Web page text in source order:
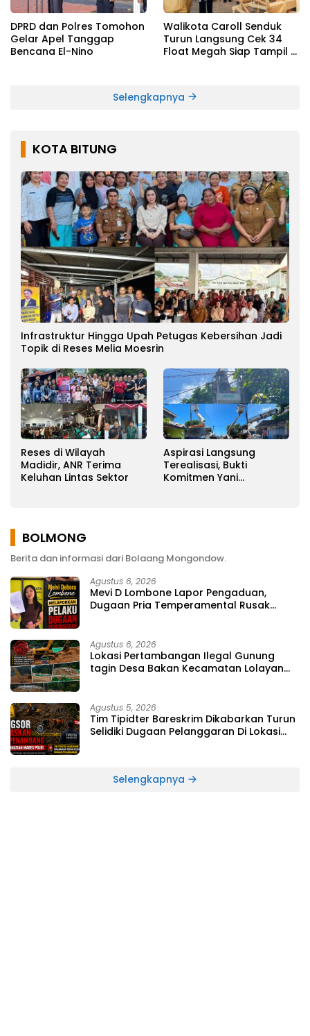
DPRD dan Polres Tomohon
Gelar Apel Tanggap
Bencana El-Nino
Walikota Caroll Senduk
Turun Langsung Cek 34
Float Megah Siap Tampil di
Selengkapnya
KOTA BITUNG
Infrastruktur Hingga Upah Petugas Kebersihan Jadi
Topik di Reses Melia Moesrin
Reses di Wilayah
Madidir, ANR Terima
Keluhan Lintas Sektor
Aspirasi Langsung
Terealisasi, Bukti
Komitmen Yani
BOLMONG
Berita dan informasi dari Bolaang Mongondow.
Agustus 6, 2026
Mevi D Lombone Lapor Pengaduan,
Dugaan Pria Temperamental Rusak
Agustus 6, 2026
Lokasi Pertambangan Ilegal Gunung
tagin Desa Bakan Kecamatan Lolayan
TIPEDTER MABES POLRI
Agustus 5, 2026
Tim Tipidter Bareskrim Dikabarkan Turun
Selidiki Dugaan Pelanggaran Di Lokasi
Selengkapnya